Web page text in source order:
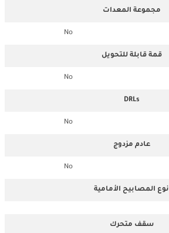
مجموعة المعدات
No
قمة قابلة للتحويل
No
DRLs
No
عادم مزدوج
No
نوع المصابيح الأمامية
سقف متحرك